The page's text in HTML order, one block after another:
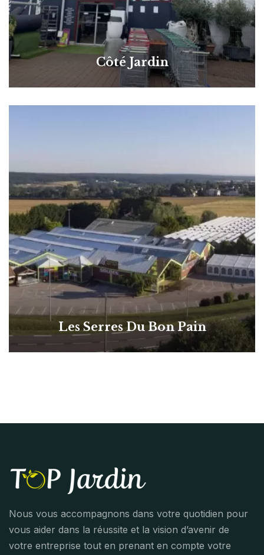
Côté Jardin
Les Serres Du Bon Pain
Nous vous accompagnons dans votre quotidien pour
vous aider dans la réussite et la vision d’avenir de
votre entreprise tout en prenant en compte votre